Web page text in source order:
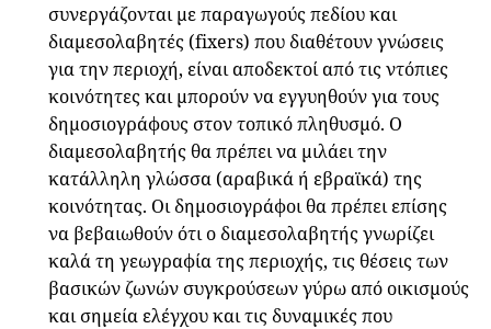
συνεργάζονται με παραγωγούς πεδίου και
διαμεσολαβητές (fixers) που διαθέτουν γνώσεις
για την περιοχή, είναι αποδεκτοί από τις ντόπιες
κοινότητες και μπορούν να εγγυηθούν για τους
δημοσιογράφους στον τοπικό πληθυσμό. Ο
διαμεσολαβητής θα πρέπει να μιλάει την
κατάλληλη γλώσσα (αραβικά ή εβραϊκά) της
κοινότητας. Οι δημοσιογράφοι θα πρέπει επίσης
να βεβαιωθούν ότι ο διαμεσολαβητής γνωρίζει
καλά τη γεωγραφία της περιοχής, τις θέσεις των
βασικών ζωνών συγκρούσεων γύρω από οικισμούς
και σημεία ελέγχου και τις δυναμικές που